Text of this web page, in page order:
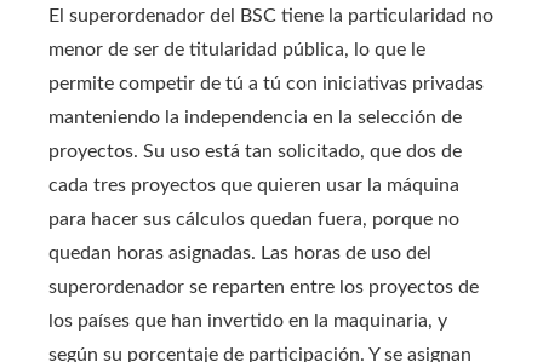
El superordenador del BSC tiene la particularidad no
menor de ser de titularidad pública, lo que le
permite competir de tú a tú con iniciativas privadas
manteniendo la independencia en la selección de
proyectos. Su uso está tan solicitado, que dos de
cada tres proyectos que quieren usar la máquina
para hacer sus cálculos quedan fuera, porque no
quedan horas asignadas. Las horas de uso del
superordenador se reparten entre los proyectos de
los países que han invertido en la maquinaria, y
según su porcentaje de participación. Y se asignan